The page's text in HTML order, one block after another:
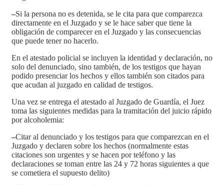
–Si la persona no es detenida, se le cita para que comparezca
directamente en el Juzgado y se le hace saber que tiene la
obligación de comparecer en el Juzgado y las consecuencias
que puede tener no hacerlo.
En el atestado policial se incluyen la identidad y declaración, no
solo del denunciado, sino también, de los testigos que hayan
podido presenciar los hechos y ellos también son citados para
que acudan al juzgado en calidad de testigos.
Una vez se entrega el atestado al Juzgado de Guardía, el Juez
toma las siguientes medidas para la tramitación del juicio rápido
por alcoholemia:
–Citar al denunciado y los testigos para que comparezcan en el
Juzgado y declaren sobre los hechos (normalmente estas
citaciones son urgentes y se hacen por teléfono y las
declaraciones se toman entre las 24 y 72 horas siguientes a que
se cometiera el supuesto delito)